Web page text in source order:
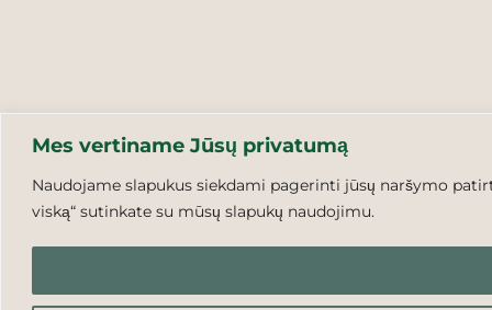
Mes vertiname Jūsų privatumą
Naudojame slapukus siekdami pagerinti jūsų naršymo
viską“ sutinkate su mūsų slapukų naudojimu.